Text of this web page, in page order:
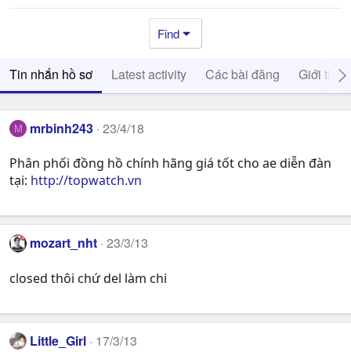
Find
Tin nhắn hồ sơ Latest activity Các bài đăng Giới thiệu
M mrbinh243 23/4/18
Phân phối đồng hồ chính hãng giá tốt cho ae diễn đàn
tại: http://topwatch.vn
mozart_nht 23/3/13
closed thôi chứ del làm chi
Little_Girl 17/3/13